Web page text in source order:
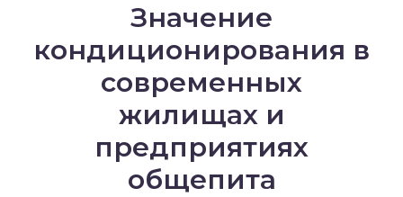
Значение
кондиционирования в
современных
жилищах и
предприятиях
общепита